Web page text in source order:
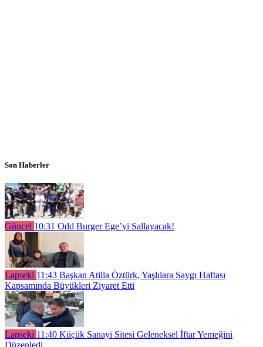
Son Haberler
Güncel 10:31 Odd Burger Ege’yi Sallayacak!
Lapseki 11:43 Başkan Atilla Öztürk, Yaşlılara Saygı Haftası
Kapsamında Büyükleri Ziyaret Etti
Lapseki 11:40 Küçük Sanayi Sitesi Geleneksel İftar Yemeğini
Düzenledi